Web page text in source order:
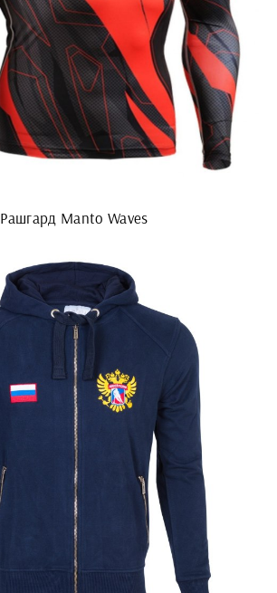
Рашгард Manto Waves